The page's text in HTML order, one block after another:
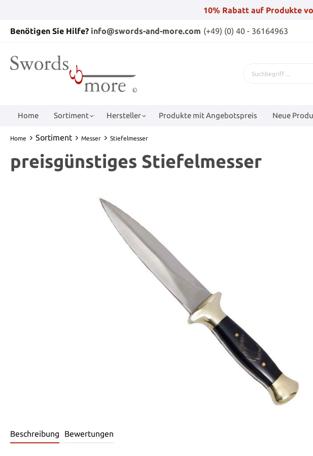
10% Rabatt auf Produkte
Benötigen Sie Hilfe? info@swords-and-more.com (+49) (0) 40 - 36164963
Home Sortiment Hersteller Produkte mit Angebotspreis Neue
Home Sortiment Messer Stiefelmesser
preisgünstiges Stiefelmesser
Beschreibung Bewertungen